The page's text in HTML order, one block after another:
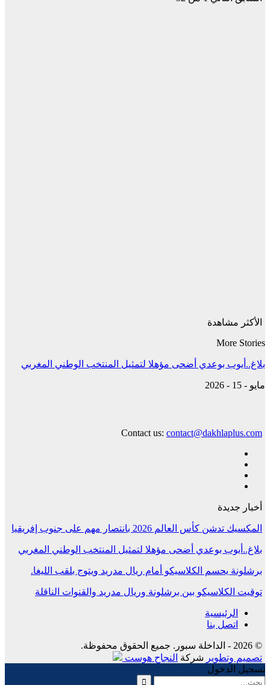
الأكثر مشاهدة
More Stories
بلاغ..أيوب بوعدي أضحى مؤهلا لتمثيل المنتخب الوطني المغربي
مايو - 15 - 2026
Contact us: contact@dakhlaplus.com
أخبار جديدة
المكسيك تدشن كأس العالم 2026 بانتصار مهم على جنوب إفريقيا
بلاغ..أيوب بوعدي أضحى مؤهلا لتمثيل المنتخب الوطني المغربي
برشلونة يحسم الكلاسيكو أمام ريال مدريد ويتوج بلقب الليغا.
توقيت الكلاسيكو بين برشلونة وريال مدريد والقنوات الناقلة
الرئيسية
اتصل بنا
© 2026 - الداخلة سبور. جميع الحقوق محفوظة.
تصميم وتطوير شركة النجاح هوست
تسجيل الدخول